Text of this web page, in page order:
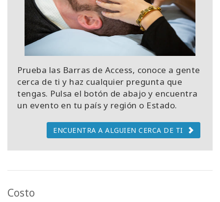
Prueba las Barras de Access, conoce a gente
cerca de ti y haz cualquier pregunta que
tengas. Pulsa el botón de abajo y encuentra
un evento en tu país y región o Estado.
ENCUENTRA A ALGUIEN CERCA DE TI
Costo